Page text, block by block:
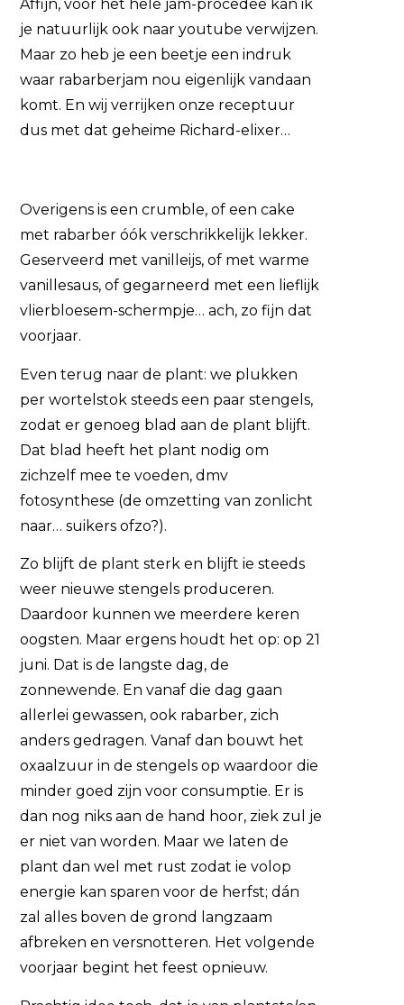
Affijn, voor het hele jam-procedee kan ik
je natuurlijk ook naar youtube verwijzen.
Maar zo heb je een beetje een indruk
waar rabarberjam nou eigenlijk vandaan
komt. En wij verrijken onze receptuur
dus met dat geheime Richard-elixer…
Overigens is een crumble, of een cake
met rabarber óók verschrikkelijk lekker.
Geserveerd met vanilleijs, of met warme
vanillesaus, of gegarneerd met een lieflijk
vlierbloesem-schermpje… ach, zo fijn dat
voorjaar.
Even terug naar de plant: we plukken
per wortelstok steeds een paar stengels,
zodat er genoeg blad aan de plant blijft.
Dat blad heeft het plant nodig om
zichzelf mee te voeden, dmv
fotosynthese (de omzetting van zonlicht
naar… suikers ofzo?).
Zo blijft de plant sterk en blijft ie steeds
weer nieuwe stengels produceren.
Daardoor kunnen we meerdere keren
oogsten. Maar ergens houdt het op: op 21
juni. Dat is de langste dag, de
zonnewende. En vanaf die dag gaan
allerlei gewassen, ook rabarber, zich
anders gedragen. Vanaf dan bouwt het
oxaalzuur in de stengels op waardoor die
minder goed zijn voor consumptie. Er is
dan nog niks aan de hand hoor, ziek zul je
er niet van worden. Maar we laten de
plant dan wel met rust zodat ie volop
energie kan sparen voor de herfst; dán
zal alles boven de grond langzaam
afbreken en versnotteren. Het volgende
voorjaar begint het feest opnieuw.